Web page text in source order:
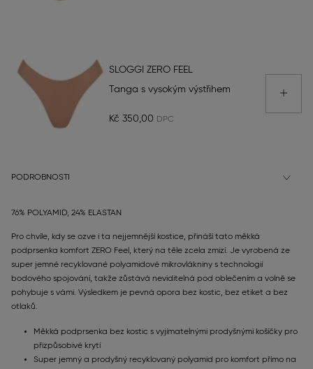
SLOGGI ZERO FEEL
Tanga s vysokým výstřihem
Kč 350,00
PODROBNOSTI
76% POLYAMID, 24% ELASTAN
Pro chvíle, kdy se ozve i ta nejjemnější kostice, přináší tato měkká
podprsenka komfort ZERO Feel, který na těle zcela zmizí. Je vyrobená ze
super jemné recyklované polyamidové mikrovlákniny s technologií
bodového spojování, takže zůstává neviditelná pod oblečením a volně se
pohybuje s vámi. Výsledkem je pevná opora bez kostic, bez etiket a bez
otlaků.
Měkká podprsenka bez kostic s vyjímatelnými prodyšnými košíčky pro
přizpůsobivé krytí
Super jemný a prodyšný recyklovaný polyamid pro komfort přímo na